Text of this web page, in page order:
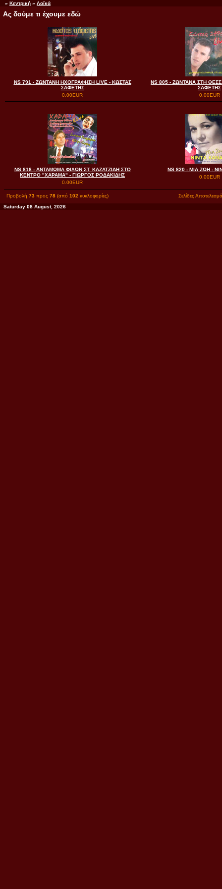
» Κεντρική » Λαϊκά
Ας δούμε τι έχουμε εδώ
NS 791 - ΖΩΝΤΑΝΗ ΗΧΟΓΡΑΦΗΣΗ LIVE - ΚΩΣΤΑΣ
ΣΑΦΕΤΗΣ
0.00EUR
NS 805 - ΖΩΝΤΑΝΑ ΣΤΗ
ΣΑΦΕΤΗΣ
0.00EUR
NS 818 - ΑΝΤΑΜΩΜΑ ΦΙΛΩΝ ΣΤ. ΚΑΖΑΤΖΙΔΗ ΣΤΟ
ΚΕΝΤΡΟ "ΧΑΡΑΜΑ" - ΓΙΩΡΓΟΣ ΡΟΔΑΚΙΔΗΣ
0.00EUR
NS 820 - ΜΙΑ ΖΩΗ -
0.00EUR
Προβολή 73 προς 78 (από 102 κυκλοφορίες)
Σελίδες
Saturday 08 August, 2026